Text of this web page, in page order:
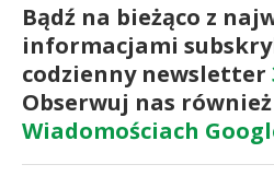
Bądź na bieżąco z
informacjami
codzienny newsletter
Obserwuj nas
Wiadomościach